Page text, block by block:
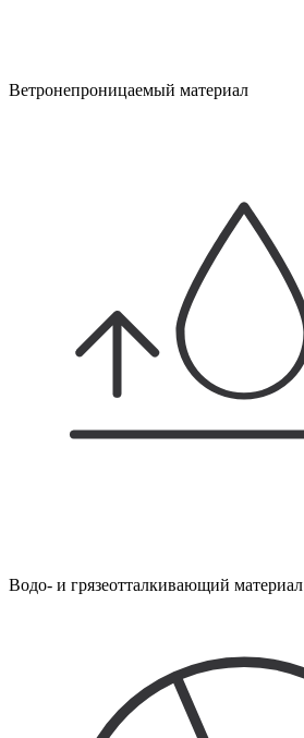
Ветронепроницаемый материал
Водо- и грязеотталкивающий материал